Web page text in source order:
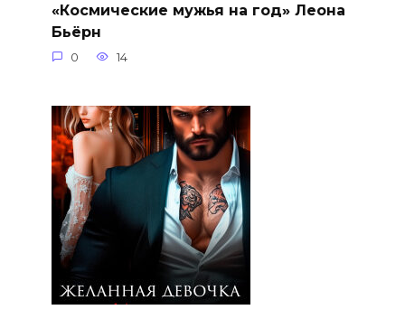
«Космические мужья на год» Леона
Бьёрн
0 14